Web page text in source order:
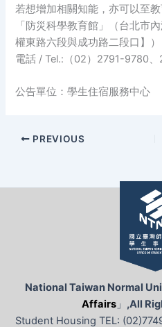
若想增加相關知能，亦可以至教
「防災科學教育館」（台北市
權東路六段與成功路二段口】）
電話 / Tel.:（02）2791-9780
公告單位：學生住宿服務中心
PREVIOUS
National Taiwan Normal
Affairs」 ,All
Student Housing TEL: